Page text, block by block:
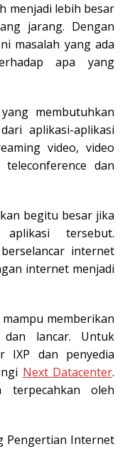
menjadi lebih besar
jarang. Dengan
masalah yang ada
apa yang
membutuhkan
aplikasi-aplikasi
video, video
dan
begitu besar jika
tersebut.
internet
internet menjadi
memberikan
lancar. Untuk
IXP dan penyedia
Next Datacenter.
terpecahkan oleh
Pengertian Internet